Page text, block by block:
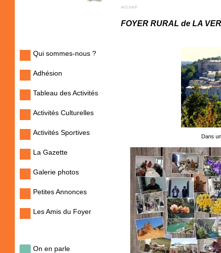
Qui sommes-nous ?
Adhésion
Tableau des Activités
Activités Culturelles
Activités Sportives
La Gazette
Galerie photos
Petites Annonces
Les Amis du Foyer
On en parle
accueil
FOYER RURAL de LA
Dans